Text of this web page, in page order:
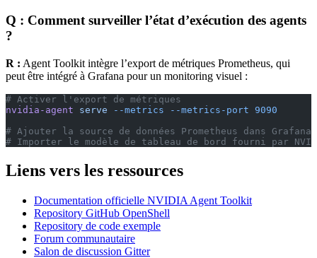
Q : Comment surveiller l’état d’exécution des agents
?
R : Agent Toolkit intègre l’export de métriques Prometheus, qui
peut être intégré à Grafana pour un monitoring visuel :
# Activer l'export de métriques
nvidia-agent serve --metrics --metrics-port 9090
# Ajouter la source de données Prometheus dans Grafana
# Importer le modèle de tableau de bord fourni par
Liens vers les ressources
Documentation officielle NVIDIA Agent Toolkit
Repository GitHub OpenShell
Repository de code exemple
Forum communautaire
Salon de discussion Gitter